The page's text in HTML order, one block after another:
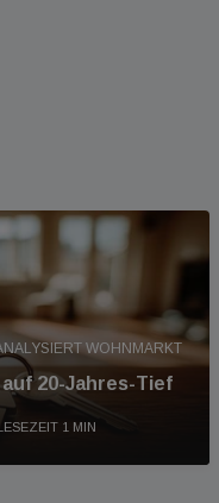
WOHNMARKT
20-Jahres-Tief
1 MIN